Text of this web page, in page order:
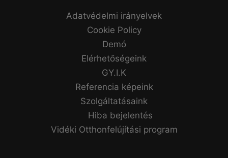
Adatvédelmi irányelvek
Cookie Policy
Demó
Elérhetőségeink
GY.I.K
Referencia képeink
Szolgáltatásaink
Hiba bejelentés
Vidéki Otthonfelújítási program